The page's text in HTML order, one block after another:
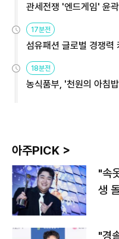
관세전쟁 '엔드게임' 윤
17분전
섬유패션 글로벌 경쟁
18분전
농식품부, '천원의 아침
아주PICK >
"속
생
"경